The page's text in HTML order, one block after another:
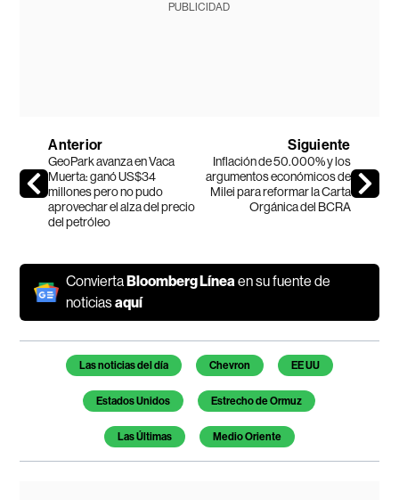
PUBLICIDAD
Anterior
GeoPark avanza en Vaca
Muerta: ganó US$34
millones pero no pudo
aprovechar el alza del precio
del petróleo
Siguiente
Inflación de 50.000% y los
argumentos económicos de
Milei para reformar la Carta
Orgánica del BCRA
ConviertaBloomberg Líneaen su fuente de
noticiasaquí
Temas de este artículo
Las noticias del día Chevron EE UU
Estados Unidos Estrecho de Ormuz
Las Últimas Medio Oriente